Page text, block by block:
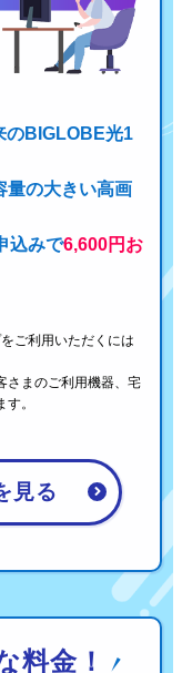
のBIGLOBE光1
量の大きい高画
込みで6,600円お
ご利用いただくには
さまのご利用機器、宅
。
見る
料金！